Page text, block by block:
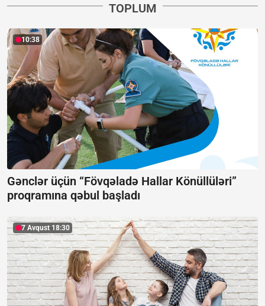
TOPLUM
10:38
Gənclər üçün “Fövqəladə Hallar Könüllüləri”
proqramına qəbul başladı
7 Avqust 18:30